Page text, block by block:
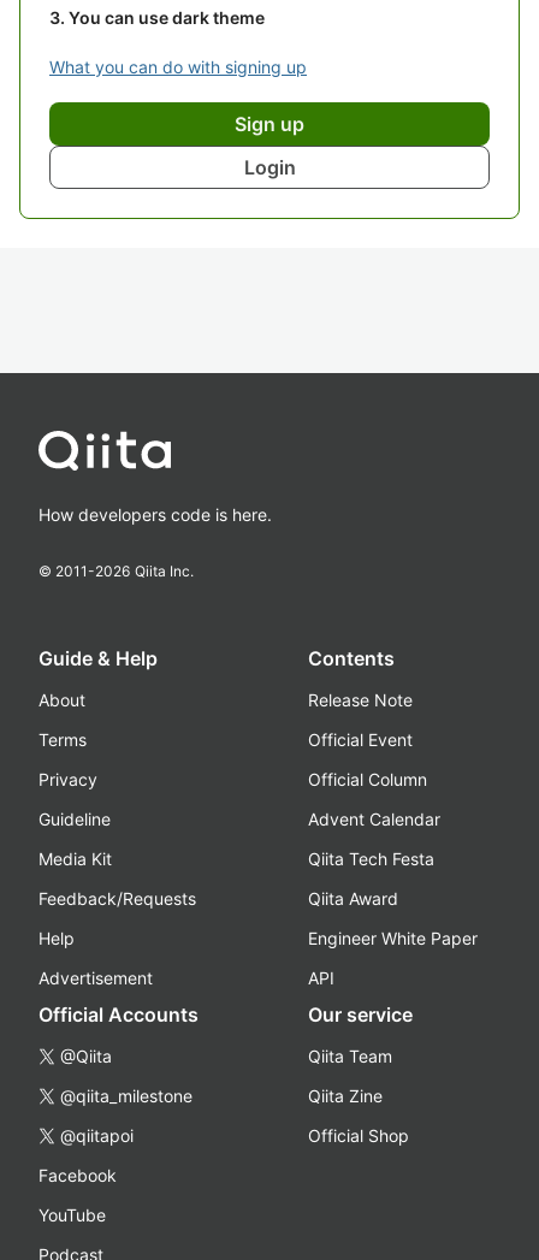
You can use dark theme
What you can do with signing up
Sign up
Login
How developers code is here.
© 2011-2026 Qiita Inc.
Guide & Help
About
Terms
Privacy
Guideline
Media Kit
Feedback/Requests
Help
Advertisement
Contents
Release Note
Official Event
Official Column
Advent Calendar
Qiita Tech Festa
Qiita Award
Engineer White Paper
API
Official Accounts
@Qiita
@qiita_milestone
@qiitapoi
Facebook
YouTube
Podcast
Our service
Qiita Team
Qiita Zine
Official Shop